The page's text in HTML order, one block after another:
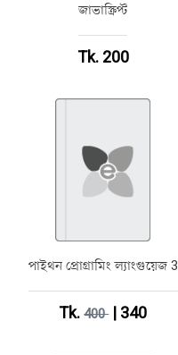
জাভাস্ক্রিপ্ট
Tk. 200
পাইথন প্রোগ্রামিং ল্যাংগুয়েজ 3
Tk.400| 340